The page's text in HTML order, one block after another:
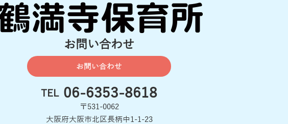
お問い合わせ
お問い合わせ
TEL 06-6353-8618
〒531-0062
大阪府大阪市北区長柄中1-1-23